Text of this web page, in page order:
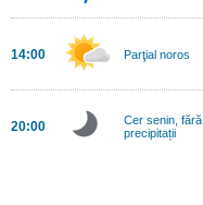
14:00 Parţial noros
20:00
Cer senin, fără
precipitații